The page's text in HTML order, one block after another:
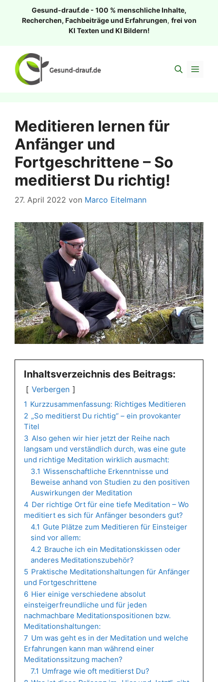
Gesund-drauf.de - 100 % menschliche Inhalte,
Recherchen, Fachbeiträge und Erfahrungen, frei von
KI Texten und KI Bildern!
Meditieren lernen für
Anfänger und
Fortgeschrittene – So
meditierst Du richtig!
27. April 2022 von Marco Eitelmann
Inhaltsverzeichnis des Beitrags:
Verbergen
1 Kurzzusammenfassung: Richtiges Meditieren
2 „So meditierst Du richtig“ – ein provokanter
Titel
3 Also gehen wir hier jetzt der Reihe nach
langsam und verständlich durch, was eine gute
und richtige Meditation wirklich ausmacht:
3.1 Wissenschaftliche Erkenntnisse und
Beweise anhand von Studien zu den positiven
Auswirkungen der Meditation
4 Der richtige Ort für eine tiefe Meditation – Wo
meditiert es sich für Anfänger besonders gut?
4.1 Gute Plätze zum Meditieren für Einsteiger
sind vor allem:
4.2 Brauche ich ein Meditationskissen oder
anderes Meditationszubehör?
5 Praktische Meditationshaltungen für Anfänger
und Fortgeschrittene
6 Hier einige verschiedene absolut
einsteigerfreundliche und für jeden
nachmachbare Meditationspositionen bzw.
Meditationshaltungen:
7 Um was geht es in der Meditation und welche
Erfahrungen kann man während einer
Meditationssitzung machen?
7.1 Umfrage wie oft meditierst Du?